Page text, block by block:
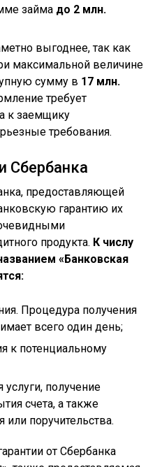
займа до 2 млн.
выгоднее, так как
максимальной величине
сумму в 17 млн.
требует
к заемщику
требования.
Сбербанка
предоставляющей
гарантию их
продукта. К числу
«Банковская
Процедура получения
всего один день;
к потенциальному
услуги, получение
счета, а также
поручительства.
от Сбербанка